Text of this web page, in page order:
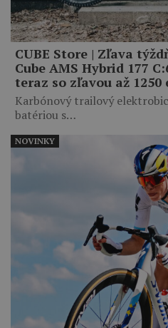
CUBE Store | Zľava
Cube AMS Hybrid 177
teraz so zľavou až 1250
Karbónový trailový
batériou s…
NOVINKY